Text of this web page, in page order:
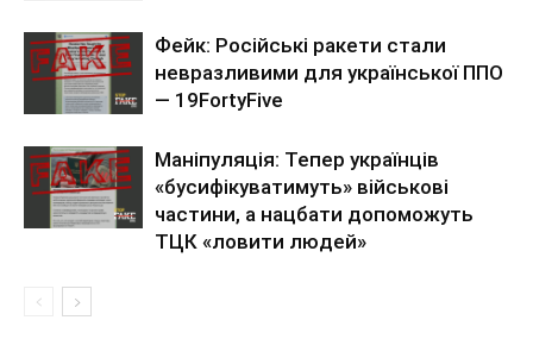
Фейк: Російські ракети стали
невразливими для української ППО
— 19FortyFive
Маніпуляція: Тепер українців
«бусифікуватимуть» військові
частини, а нацбати допоможуть
ТЦК «ловити людей»